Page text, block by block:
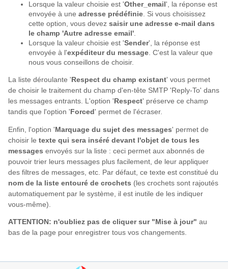
Lorsque la valeur choisie est 'Other_email ', la réponse est
envoyée à une adresse prédéfinie. Si vous choisissez
cette option, vous devez saisir une adresse e-mail dans
le champ 'Autre adresse email'.
Lorsque la valeur choisie est 'Sender', la réponse est
envoyée à l'expéditeur du message. C'est la valeur que
nous vous conseillons de choisir.
La liste déroulante ' Respect du champ existant' vous permet
de choisir le traitement du champ d'en-tête SMTP 'Reply-To' dans
les messages entrants. L'option ' Respect' préserve ce champ
tandis que l'option ' Forced ' permet de l'écraser.
Enfin, l'option 'Marquage du sujet des messages' permet de
choisir le texte qui sera inséré devant l'objet de tous les
messages envoyés sur la liste : ceci permet aux abonnés de
pouvoir trier leurs messages plus facilement, de leur appliquer
des filtres de messages, etc. Par défaut, ce texte est constitué du
nom de la liste entouré de crochets (les crochets sont rajoutés
automatiquement par le système, il est inutile de les indiquer
vous-même).
ATTENTION: n'oubliez pas de cliquer sur "Mise à jour" au
bas de la page pour enregistrer tous vos changements.